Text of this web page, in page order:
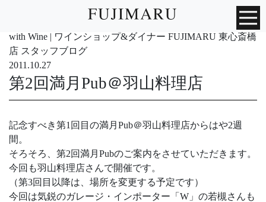
with Wine | ワインショップ&ダイナー FUJIMARU 東心斎橋
店 スタッフブログ
2011.10.27
第2回満月Pub＠羽山料理店
記念すべき第1回目の満月Pub＠羽山料理店からはや2週
間。
そろそろ、第2回満月Pubのご案内をさせていただきます。
今回も羽山料理店さんで開催です。
（第3回目以降は、場所を変更する予定です）
今回は気鋭のガレージ・インポーター「W」の若槻さんも